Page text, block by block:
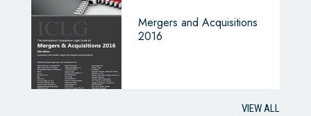
Mergers and Acquisitions
2016
VIEW ALL